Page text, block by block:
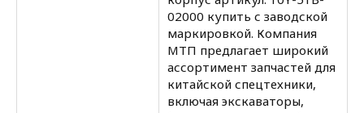
02000 купить с заводской
маркировкой. Компания
МТП предлагает широкий
ассортимент запчастей для
китайской спецтехники,
включая экскаваторы,